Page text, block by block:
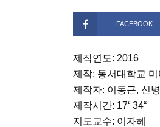
FACEBOOK
제작연도: 2016
제작: 동서대학교
제작자: 이동근, 신
제작시간: 17‘ 34“
지도교수: 이자혜